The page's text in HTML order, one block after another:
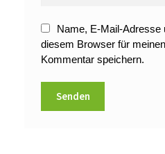
Name, E-Mail-Adresse
diesem Browser für
Kommentar speichern.